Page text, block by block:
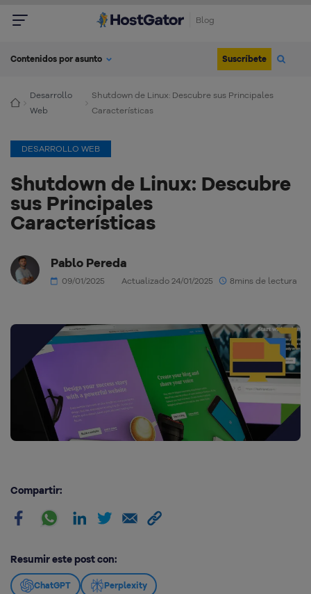
Blog
Contenidos por asunto Suscríbete
Desarrollo
Web
Shutdown de Linux: Descubre sus Principales
Características
DESARROLLO WEB
Shutdown de Linux: Descubre
sus Principales
Características
Pablo Pereda
09/01/2025 Actualizado 24/01/2025 8mins de lectura
Compartir:
Resumir este post con:
ChatGPT Perplexity